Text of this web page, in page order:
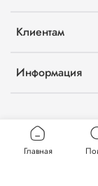
Клиентам
Информация
Главная